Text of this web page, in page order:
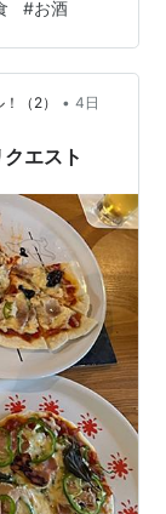
賞品❓商品
はありませ
」終わりで
も途中から
#お酒
（2） • 4日
エスト